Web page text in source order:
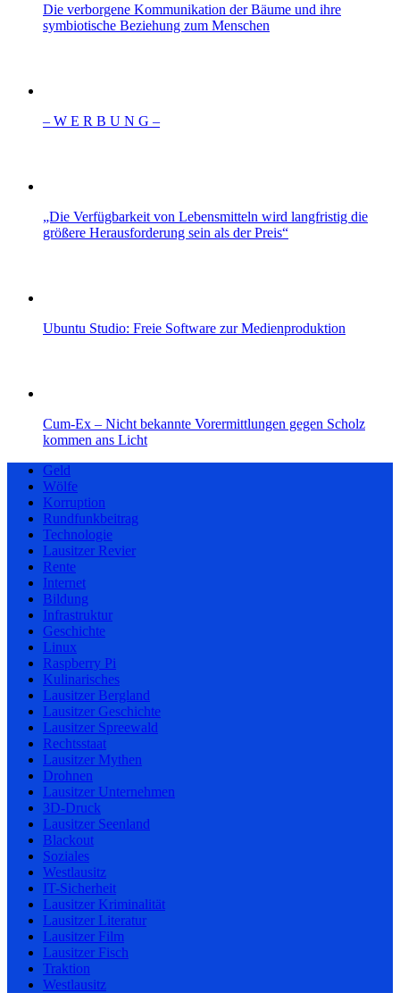
Die verborgene Kommunikation der Bäume und ihre
symbiotische Beziehung zum Menschen
– W Ε R Β U Ν G –
„Die Verfügbarkeit von Lebensmitteln wird langfristig die
größere Herausforderung sein als der Preis“
Ubuntu Studio: Freie Software zur Medienproduktion
Cum-Ex – Nicht bekannte Vorermittlungen gegen Scholz
kommen ans Licht
Geld
Wölfe
Korruption
Rundfunkbeitrag
Technologie
Lausitzer Revier
Rente
Internet
Bildung
Infrastruktur
Geschichte
Linux
Raspberry Pi
Kulinarisches
Lausitzer Bergland
Lausitzer Geschichte
Lausitzer Spreewald
Rechtsstaat
Lausitzer Mythen
Drohnen
Lausitzer Unternehmen
3D-Druck
Lausitzer Seenland
Blackout
Soziales
Westlausitz
IT-Sicherheit
Lausitzer Kriminalität
Lausitzer Literatur
Lausitzer Film
Lausitzer Fisch
Traktion
Westlausitz